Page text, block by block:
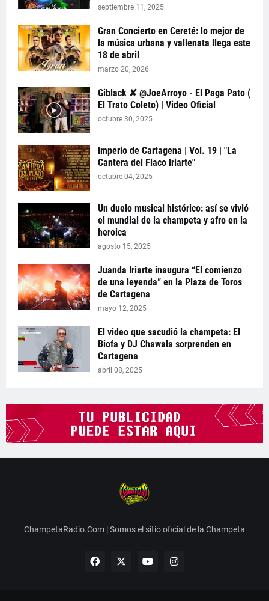
septiembre 11, 2025
Gran Concierto en Cereté: lo mejor de
la música urbana y vallenata llega este
18 de abril
marzo 20, 2026
Giblack ✘ @JoeArroyo - El Paga Pato (
El Trato Coleto) | Video Oficial
octubre 30, 2025
Imperio de Cartagena | Vol. 19 | "La
Cantera del Flaco Iriarte"
octubre 04, 2025
Un duelo musical histórico: así se vivió
el mundial de la champeta y afro en la
heroica
agosto 15, 2025
Juanda Iriarte inaugura “El comienzo
de una leyenda” en la Plaza de Toros
de Cartagena
mayo 12, 2025
El video que sacudió la champeta: El
Biofa y DJ Chawala sorprenden en
Cartagena
abril 08, 2025
ChampetaRadio.Com | Somos el sitio oficial de la Champeta